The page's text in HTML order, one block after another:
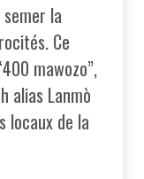
la
Ce
mawozo”,
alias Lanmò
locaux de la